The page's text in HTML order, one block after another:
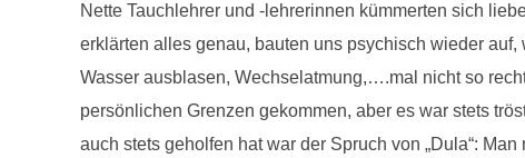
Nette Tauchlehrer und -lehrerinnen kümmerten sich
erklärten alles genau, bauten uns psychisch wieder
Wasser ausblasen, Wechselatmung,….mal nicht so
persönlichen Grenzen gekommen, aber es war stets
auch stets geholfen hat war der Spruch von „Dula“: